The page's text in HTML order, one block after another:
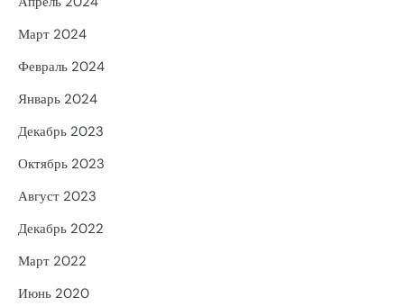
Март 2024
Февраль 2024
Январь 2024
Декабрь 2023
Октябрь 2023
Август 2023
Декабрь 2022
Март 2022
Июнь 2020